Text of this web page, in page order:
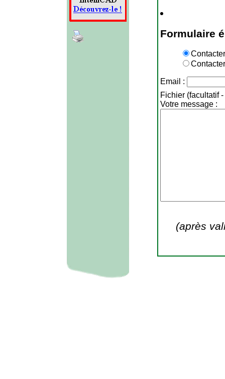
Formulaire
Email :
Fichier (facultatif
Votre message :
(après